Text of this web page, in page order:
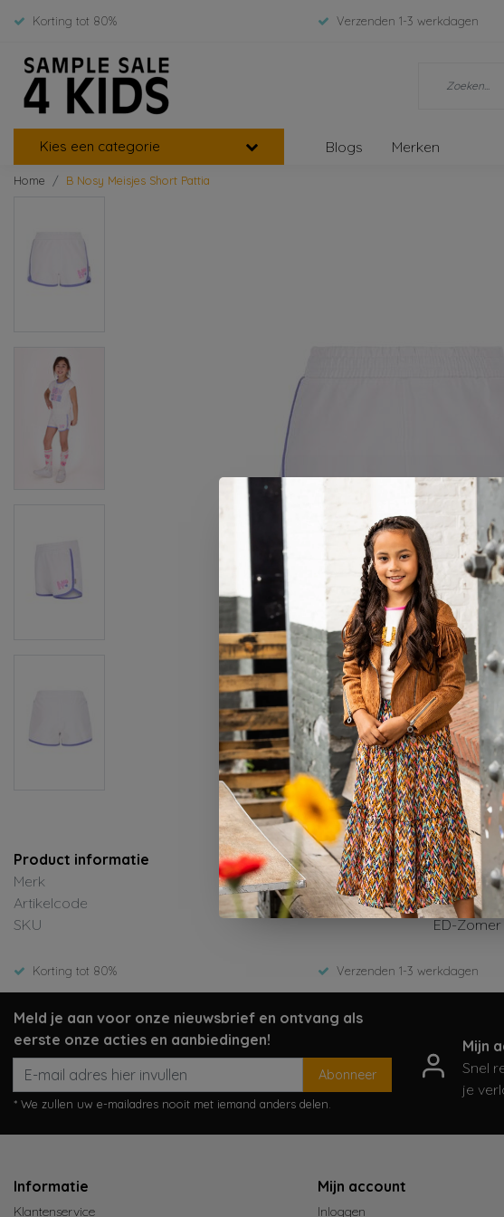
Korting tot 80% Verzenden 1-3 werkdagen
Kies een categorie Blogs Merken
Home B Nosy Meisjes Short Pattia
Product informatie
Merk
B.Nosy
Artikelcode
Y603-
SKU
ED-
Korting tot 80% Verzenden 1-3 werkdagen
Meld je aan voor onze nieuwsbrief en ontvang als
eerste onze acties en aanbiedingen!
Abonneer
* We zullen uw e-mailadres nooit met iemand anders delen.
Mijn
Snel
je
Informatie
Klantenservice
Mijn account
Inloggen